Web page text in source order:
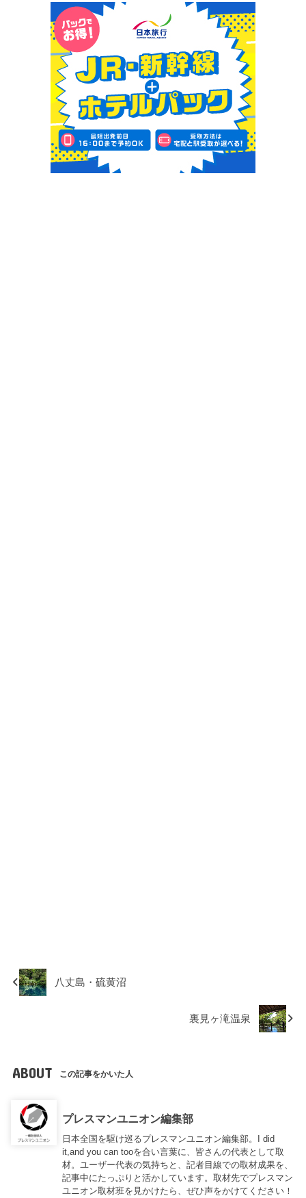
八丈島・硫黄沼
裏見ヶ滝温泉
ABOUT この記事をかいた人
プレスマンユニオン編集部
日本全国を駆け巡るプレスマンユニオン編集部。I did
it,and you can tooを合い言葉に、皆さんの代表として取
材。ユーザー代表の気持ちと、記者目線での取材成果を、
記事中にたっぷりと活かしています。取材先でプレスマン
ユニオン取材班を見かけたら、ぜひ声をかけてください！